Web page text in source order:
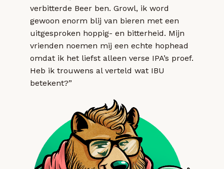
verbitterde Beer ben. Growl, ik word
gewoon enorm blij van bieren met een
uitgesproken hoppig- en bitterheid. Mijn
vrienden noemen mij een echte hophead
omdat ik het liefst alleen verse IPA’s proef.
Heb ik trouwens al verteld wat IBU
betekent?”